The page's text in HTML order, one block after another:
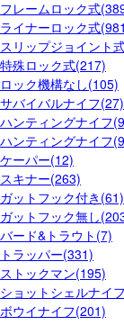
フレームロック式
ライナーロック式
スリップジョイント
特殊ロック式(217)
ロック機構なし(105)
サバイバルナイフ(27)
ハンティングナイフ
ハンティングナイフ
ケーパー(12)
スキナー(263)
ガットフック付き(61)
ガットフック無し
バード&トラウト(7)
トラッパー(331)
ストックマン(195)
ショットシェルナイ
ボウイナイフ(201)